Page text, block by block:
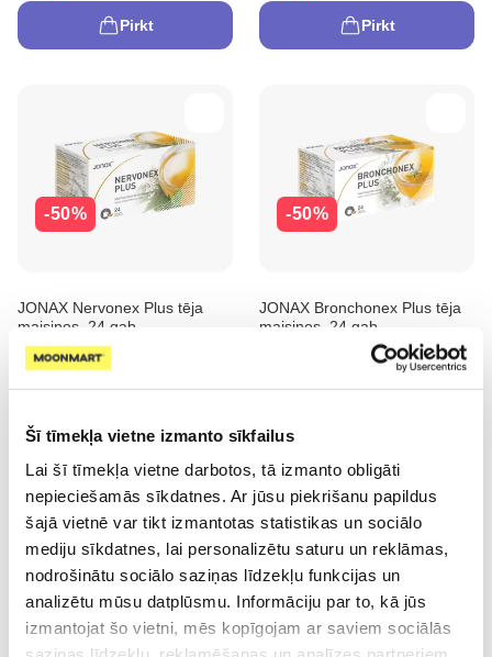
Šī tīmekļa vietne izmanto sīkfailus
Lai šī tīmekļa vietne darbotos, tā izmanto obligāti
nepieciešamās sīkdatnes. Ar jūsu piekrišanu papildus
šajā vietnē var tikt izmantotas statistikas un sociālo
mediju sīkdatnes, lai personalizētu saturu un reklāmas,
nodrošinātu sociālo saziņas līdzekļu funkcijas un
analizētu mūsu datplūsmu. Informāciju par to, kā jūs
izmantojat šo vietni, mēs kopīgojam ar saviem sociālās
Pirkt Pirkt
-50%
JONAX Nervonex Plus tēja
maisiņos, 24 gab.
1.00 €1.99 €
-50%
JONAX Bronchonex Plus tēja
maisiņos, 24 gab.
-50%